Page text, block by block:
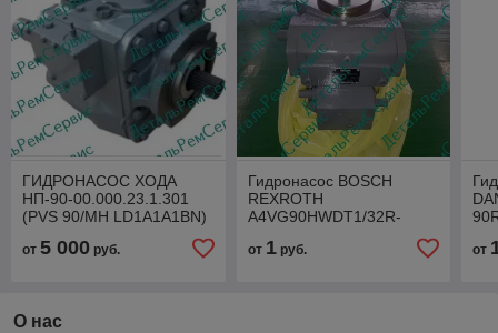
ГИДРОНАСОС ХОДА
НП-90-00.000.23.1.301
(PVS 90/МН LD1A1A1BN)
от 5 000 руб.
Гидронасос BOSCH
REXROTH
A4VG90HWDT1/32R-
от 1руб. от
О нас